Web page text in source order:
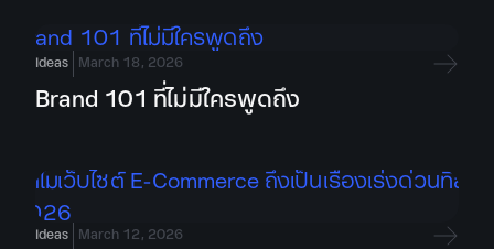
Ideas March 18, 2026
Brand 101 ที่ไม่มีใครพูดถึง
Ideas March 12, 2026